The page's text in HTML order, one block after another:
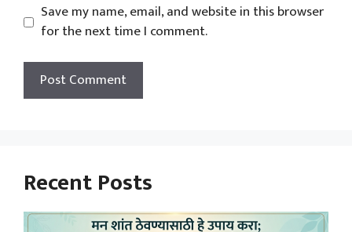
Save my name, email, and website in this browser
for the next time I comment.
Recent Posts